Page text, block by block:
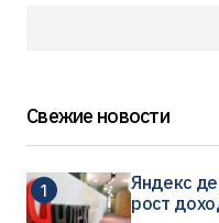
Свежие новости
Яндекс
рост